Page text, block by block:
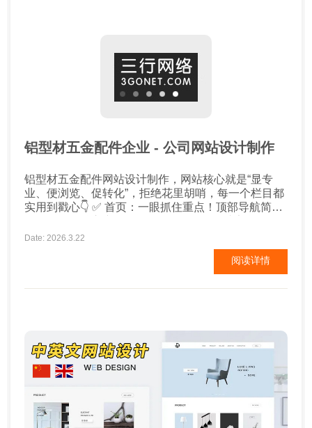
铝型材五金配件企业 - 公司网站设计制作
铝型材五金配件网站设计制作，网站核心就是“显专
业、便浏览、促转化”，拒绝花里胡哨，每一个栏目都
实用到戳心👇 ✅ 首页：一眼抓住重点！顶部导航简洁
企业实力，搭配真实项目案例缩略图，3秒让访客知道
你是做什么的、优势在哪，加载速度控制在3秒内，避
Date: 2026.3.22
阅读详情